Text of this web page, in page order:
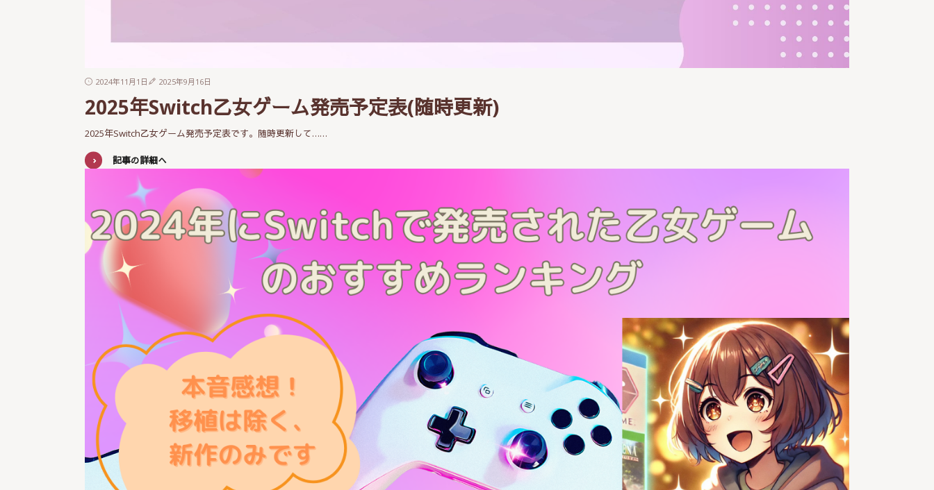
2024年11月1日 2025年9月16日
2025年Switch乙女ゲーム発売予定表(随時更新)
2025年Switch乙女ゲーム発売予定表です。随時更新して……
記事の詳細へ